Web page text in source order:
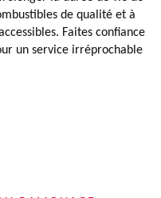
de qualité et à
Faites confiance
un service irréprochable